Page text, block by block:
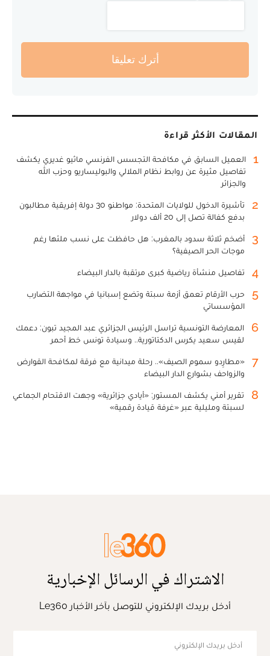
أترك تعليقا
المقالات الأكثر قراءة
1
العميل السابق في مكافحة التجسس الفرنسي ماثيو غديري يكشف
تفاصيل مثيرة عن روابط نظام الملالي والبوليساريو وحزب الله
والجزائر
2
تأشيرة الدخول للولايات المتحدة: مواطنو 30 دولة إفريقية مطالبون
بدفع كفالة تصل إلى 20 ألف دولار
3
أضخم ثلاثة سدود بالمغرب: هل حافظت على نسب ملئها رغم
موجات الحر الصيفية؟
4 تفاصيل منشأة رياضية كبرى مرتقبة بالدار البيضاء
5
حرب الأرقام تعمق أزمة سبتة وتضع إسبانيا في مواجهة التضارب
المؤسساتي
6
المعارضة التونسية تراسل الرئيس الجزائري عبد المجيد تبون: دعمك
لقيس سعيد يكرس الدكتاتورية.. وسيادة تونس خط أحمر
7
«مطارِدو سموم الصيف».. رحلة ميدانية مع فرقة لمكافحة القوارض
والزواحف بشوارع الدار البيضاء
8
تقرير أمني يكشف المستور: «أيادي جزائرية» وجهت الاقتحام الجماعي
لسبتة ومليلية عبر «غرفة قيادة رقمية»
الاشتراك في الرسائل الإخبارية
أدخل بريدك الإلكتروني للتوصل بآخر الأخبار Le360